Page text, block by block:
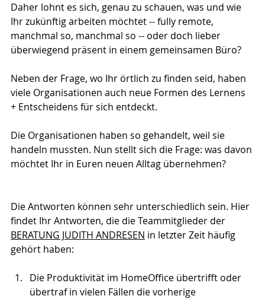
Daher lohnt es sich, genau zu schauen, was und wie
Ihr zukünftig arbeiten möchtet -- fully remote,
manchmal so, manchmal so -- oder doch lieber
überwiegend präsent in einem gemeinsamen Büro?
Neben der Frage, wo Ihr örtlich zu finden seid, haben
viele Organisationen auch neue Formen des Lernens
+ Entscheidens für sich entdeckt.
Die Organisationen haben so gehandelt, weil sie
handeln mussten. Nun stellt sich die Frage: was davon
möchtet Ihr in Euren neuen Alltag übernehmen?
Die Antworten können sehr unterschiedlich sein. Hier
findet Ihr Antworten, die die Teammitglieder der
BERATUNG JUDITH ANDRESEN in letzter Zeit häufig
gehört haben:
Die Produktivität im HomeOffice übertrifft oder
übertraf in vielen Fällen die vorherige